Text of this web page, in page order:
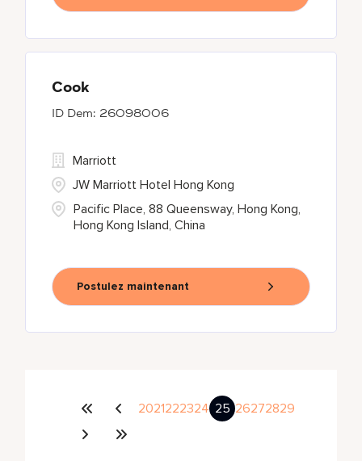
Cook
26098006
Pacific Place, 88 Queensway, Hong Kong,
Hong Kong Island, China
Marriott
JW Marriott Hotel Hong Kong
Postulez maintenant
2021222324 25 26272829